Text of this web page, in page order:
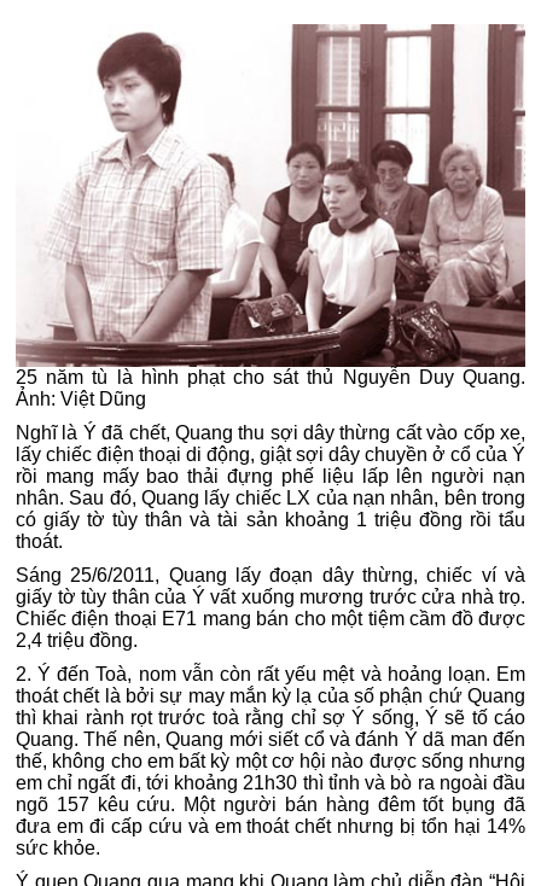
25 năm tù là hình phạt cho sát thủ Nguyễn Duy Quang.
Ảnh: Việt Dũng
Nghĩ là Ý đã chết, Quang thu sợi dây thừng cất vào cốp xe,
lấy chiếc điện thoại di động, giật sợi dây chuyền ở cổ của Ý
rồi mang mấy bao thải đựng phế liệu lấp lên người nạn
nhân. Sau đó, Quang lấy chiếc LX của nạn nhân, bên trong
có giấy tờ tùy thân và tài sản khoảng 1 triệu đồng rồi tẩu
thoát.
Sáng 25/6/2011, Quang lấy đoạn dây thừng, chiếc ví và
giấy tờ tùy thân của Ý vất xuống mương trước cửa nhà trọ.
Chiếc điện thoại E71 mang bán cho một tiệm cầm đồ được
2,4 triệu đồng.
2. Ý đến Toà, nom vẫn còn rất yếu mệt và hoảng loạn. Em
thoát chết là bởi sự may mắn kỳ lạ của số phận chứ Quang
thì khai rành rọt trước toà rằng chỉ sợ Ý sống, Ý sẽ tố cáo
Quang. Thế nên, Quang mới siết cổ và đánh Ý dã man đến
thế, không cho em bất kỳ một cơ hội nào được sống nhưng
em chỉ ngất đi, tới khoảng 21h30 thì tỉnh và bò ra ngoài đầu
ngõ 157 kêu cứu. Một người bán hàng đêm tốt bụng đã
đưa em đi cấp cứu và em thoát chết nhưng bị tổn hại 14%
sức khỏe.
Ý quen Quang qua mạng khi Quang làm chủ diễn đàn “Hội